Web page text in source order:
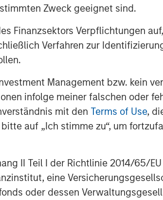
Zweck geeignet sind.
Finanzsektors Verpflichtungen
Verfahren zur
Management bzw. kein
infolge meiner falschen oder
mit den Terms of Use,
auf „Ich stimme zu“, um
II Teil I der Richtlinie 2014/65/
eine
oder dessen
Manna Pro
leaders for
“Our prior
momentum
fragmentation
degree of
exceptional
for continued
Carlyle’s
the scale of
plans with